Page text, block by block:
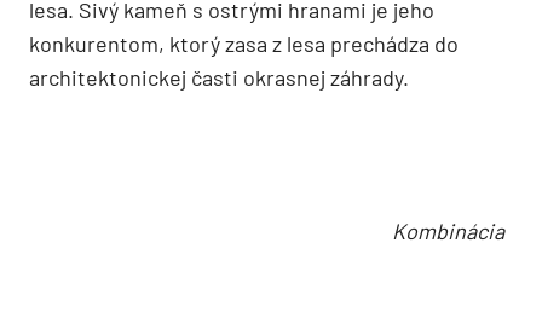
návrhu. Corten, obklad časti oporných múrov
a podzemného poschodia domu zo strany od
terasy, je výrazný materiál, ktorý v podobe
architektonickej časti okrasnej záhrady.